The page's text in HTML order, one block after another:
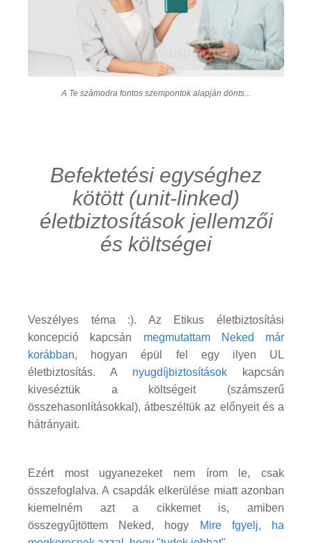
A Te számodra fontos szempontok alapján dönts...
Befektetési egységhez
kötött (unit-linked)
életbiztosítások jellemzői
és költségei
Veszélyes téma :). Az Etikus életbiztosítási
koncepció kapcsán megmutattam Neked már
korábban, hogyan épül fel egy ilyen UL
életbiztosítás. A nyugdíjbiztosítások kapcsán
kiveséztük a költségeit (számszerű
összehasonlításokkal), átbeszéltük az előnyeit és a
hátrányait.
Ezért most ugyanezeket nem írom le, csak
összefoglalva. A csapdák elkerülése miatt azonban
kiemelném azt a cikkemet is, amiben
összegyűjtöttem Neked, hogy
Mire fgyelj, ha